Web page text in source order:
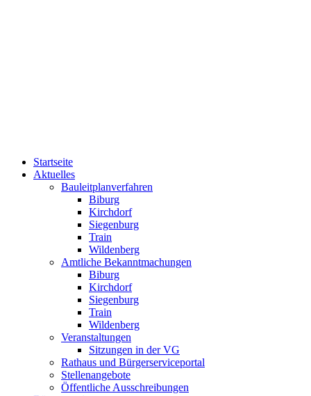
Startseite
Aktuelles
Bauleitplanverfahren
Biburg
Kirchdorf
Siegenburg
Train
Wildenberg
Amtliche Bekanntmachungen
Biburg
Kirchdorf
Siegenburg
Train
Wildenberg
Veranstaltungen
Sitzungen in der VG
Rathaus und Bürgerserviceportal
Stellenangebote
Öffentliche Ausschreibungen